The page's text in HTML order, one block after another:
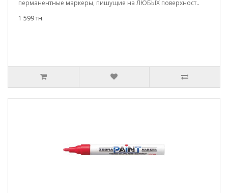
перманентные маркеры, пишущие на ЛЮБЫХ поверхност..
1 599 тн.